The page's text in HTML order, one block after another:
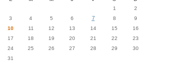
1
2
3
4 5 6 7 8
9
10
11 12 13 14 15
16
17
18 19 20 21 22
23
24
25 26 27 28 29
30
31